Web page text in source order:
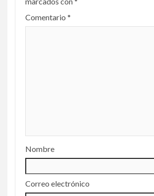
Comentario *
Nombre
Correo electrónico